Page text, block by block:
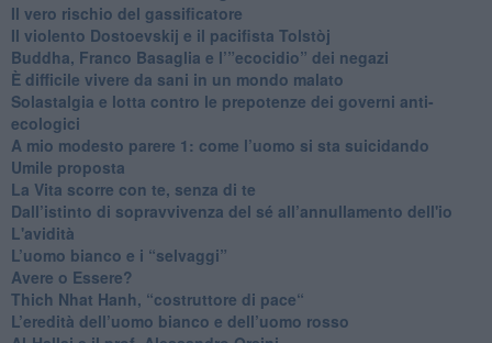
​Il vero rischio del gassificatore
​Il violento Dostoevskij e il pacifista Tolstòj
​Buddha, Franco Basaglia e l’”ecocidio” dei negazi
​È difficile vivere da sani in un mondo malato
Solastalgia e lotta contro le prepotenze dei governi anti-
ecologici
​A mio modesto parere 1: come l’uomo si sta suicidando
​Umile proposta
​La Vita scorre con te, senza di te
​Dall’istinto di sopravvivenza del sé all’annullamento dell'io
L'avidità
​L’uomo bianco e i “selvaggi”
​Avere o Essere?
​Thich Nhat Hanh, “costruttore di pace“
​L’eredità dell’uomo bianco e dell’uomo rosso